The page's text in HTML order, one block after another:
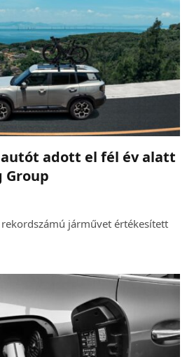
adott el fél év alatt
Group
járművet értékesített